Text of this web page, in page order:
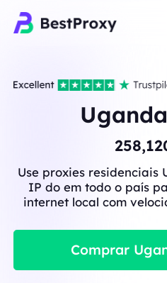
Use proxies residenciais
IP do em todo o país
internet local com
Comprar